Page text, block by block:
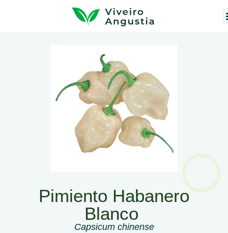
Pimiento Habanero
Blanco
Capsicum chinense